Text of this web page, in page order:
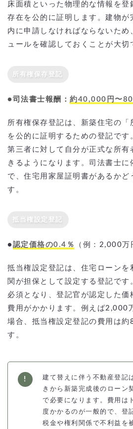
床面積といった物理的な情報を登
存在を公的に証明します。建物が
内に申請しなければならないため
ュールを確認しておくことが大切
所有権保存登記
●司法書士報酬： 約40,000円〜
所有権保存登記は、新築住宅の「
を公的に証明するための登記です
第三者に対して自分が正式な所有
きるようになります。司法書士に
で、住宅用家屋証明書があるかど
す。
抵当権設定登記
●認定価格の0.4％ （例：2,000
抵当権設定登記は、住宅ローンを
関が担保として設定する登記です
必須となり、登記官が認定した
費用がかかります。例えば2,000
場合、抵当権設定登記の費用は
す。
建て替えに伴う不動産登記
きから新築完成後のローン
で必要になります。費用は
度かかるのが一般的で、登
税金や権利関係で不利益を